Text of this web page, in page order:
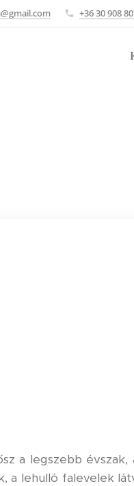
+36 30 908
a legszebb
a lehulló falevelek